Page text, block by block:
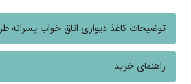
توضیحات کاغذ دیواری اتاق خواب پسرانه
راهنمای خرید